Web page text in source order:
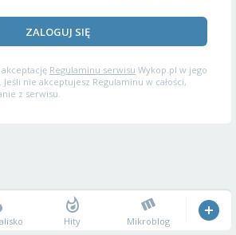
ZALOGUJ SIĘ
Regulaminu serwisu Wykop.pl w jego
nie akceptujesz Regulaminu w całości,
z serwisu.
Hity Mikroblog